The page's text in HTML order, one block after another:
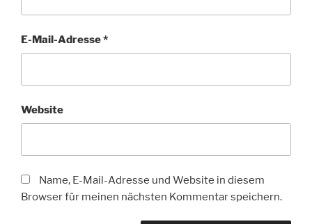
E-Mail-Adresse*
Website
Name, E-Mail-Adresse und Website in diesem
Browser für meinen nächsten Kommentar speichern.